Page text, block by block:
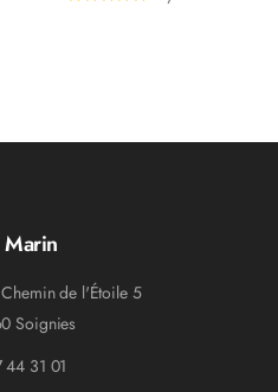
de l'Étoile 5
Soignies
44 31 01